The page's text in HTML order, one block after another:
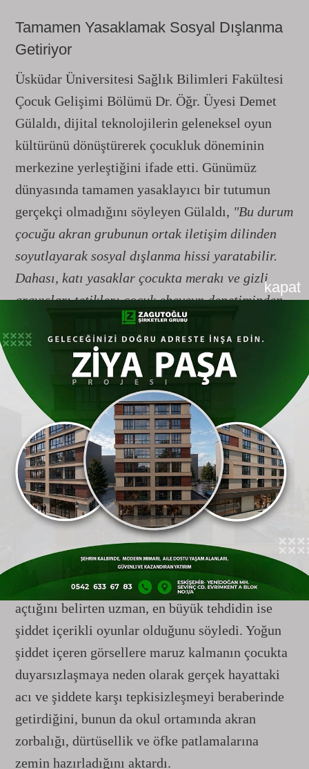
kapat
Tamamen Yasaklamak Sosyal Dışlanma
Getiriyor
Üsküdar Üniversitesi Sağlık Bilimleri Fakültesi
Çocuk Gelişimi Bölümü Dr. Öğr. Üyesi Demet
Gülaldı, dijital teknolojilerin geleneksel oyun
kültürünü dönüştürerek çocukluk döneminin
merkezine yerleştiğini ifade etti. Günümüz
dünyasında tamamen yasaklayıcı bir tutumun
gerçekçi olmadığını söyleyen Gülaldı, "Bu durum
çocuğu akran grubunun ortak iletişim dilinden
soyutlayarak sosyal dışlanma hissi yaratabilir.
Dahası, katı yasaklar çocukta merakı ve gizli
arayışları tetikler; çocuk ebeveyn denetiminden
uzak, kontrolsüz alanlarda bu ihtiyacını
doyurmaya çalışırken gizliliğe ve yalana
yönelebilir. Asıl sağlıklı yaklaşım, yasaklamak
değil, doğru ve net sınırlar koymaktır"
Şiddet İçerikli Oyunlar Duyarsızlaştırıyor
Yaşa uygun olmayan oyun seçimlerinin
çocukların bilişsel ve duygusal gelişimini
baltaladığına dikkat çeken Dr. Demet Gülaldı,
özellikle erken çocukluk döneminde kurgu ile
gerçek ayrımının tam yapılamadığını hatırlattı.
Korku ve yoğun gerilim içeren ögelerin kaygı
bozukluklarına ve uyku düzensizliklerine yol
açtığını belirten uzman, en büyük tehdidin ise
şiddet içerikli oyunlar olduğunu söyledi. Yoğun
şiddet içeren görsellere maruz kalmanın çocukta
duyarsızlaşmaya neden olarak gerçek hayattaki
acı ve şiddete karşı tepkisizleşmeyi beraberinde
getirdiğini, bunun da okul ortamında akran
zorbalığı, dürtüsellik ve öfke patlamalarına
zemin hazırladığını aktardı.